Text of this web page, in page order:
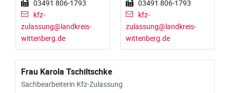
03491 806-1793
kfz-
zulassung@landkreis-
wittenberg.de
03491 806-1793
kfz-
zulassung@landkreis-
wittenberg.de
Frau Karola Tschiltschke
Sachbearbeiterin Kfz-Zulassung